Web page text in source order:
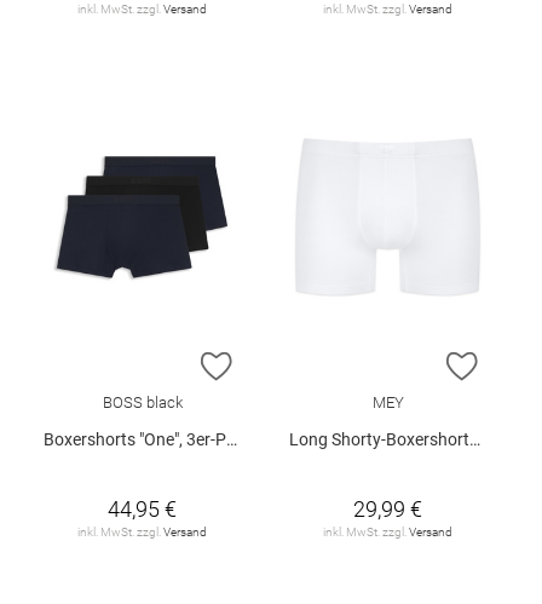
inkl. MwSt. zzgl. Versand inkl. MwSt. zzgl. Versand
ZUR WUNSCHLISTE HINZUFÜGEN
BOSS black
Boxershorts "One", 3er-Pack
44,95 €
inkl. MwSt. zzgl.Versand
ZUR
MEY
Long Shorty-Boxershorts "Business Class"
29,99 €
inkl. MwSt. zzgl.Versand